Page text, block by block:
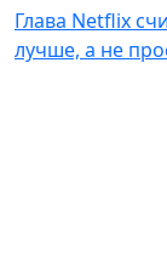
Глава Netflix
лучше, а не